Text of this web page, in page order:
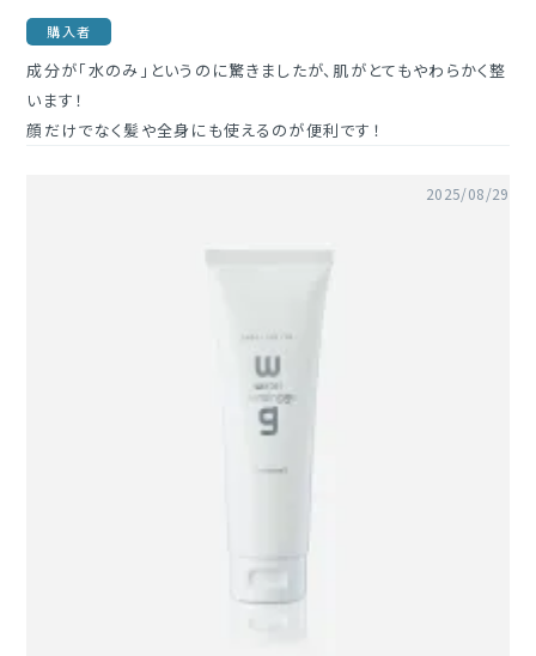
購入者
成分が「水のみ」というのに驚きましたが、肌がとてもやわらかく整
います！
顔だけでなく髪や全身にも使えるのが便利です！
2025/08/29